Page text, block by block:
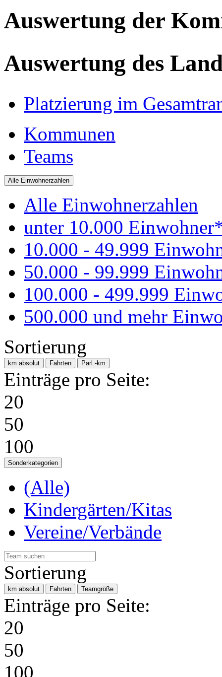
Auswertung der
Auswertung des
Platzierung im
Kommunen
Teams
Alle Einwohnerzahlen
Alle Einwohnerzahlen
unter 10.000
10.000 - 49.999
50.000 - 99.999
100.000 - 499.999
500.000 und mehr
Sortierung
km absolut Fahrten Parl.-km
Einträge pro Seite:
20
50
100
Sonderkategorien
(Alle)
Kindergärten/Kitas
Vereine/Verbände
Sortierung
km absolut Fahrten Teamgröße
Einträge pro Seite:
20
50
100